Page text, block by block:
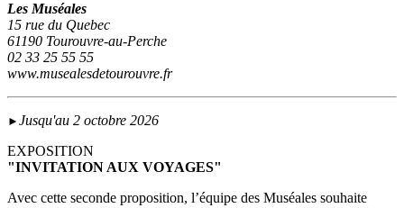
Les Muséales
15 rue du Quebec
61190 Tourouvre-au-Perche
02 33 25 55 55
www.musealesdetourouvre.fr
► Jusqu'au 2 octobre 2026
EXPOSITION
"INVITATION AUX VOYAGES"
Avec cette seconde proposition, l’équipe des Muséales souhaite